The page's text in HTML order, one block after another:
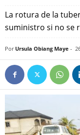
La rotura de la
suministro si no se
Por Ursula Obiang Maye -